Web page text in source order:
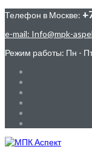
Телефон в Москве:
e-mail: Info@mpk-
Режим работы: Пн -